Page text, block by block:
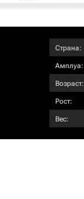
Страна:
Амплуа:
Возраст:
Рост:
Вес: